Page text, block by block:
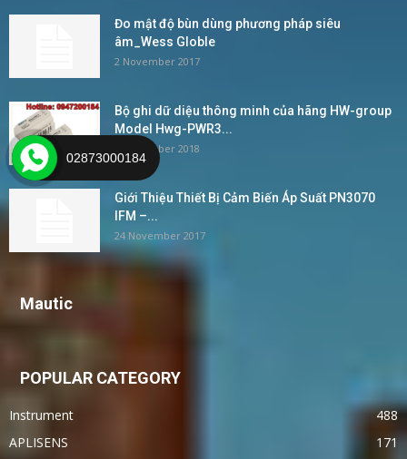
Đo mật độ bùn dùng phương pháp siêu
âm_Wess Globle
2 November 2017
Bộ ghi dữ diệu thông minh của hãng HW-group
Model Hwg-PWR3...
4 December 2018
Giới Thiệu Thiết Bị Cảm Biến Áp Suất PN3070
IFM –...
24 November 2017
Mautic
POPULAR CATEGORY
Instrument
488
APLISENS
171
02873000184